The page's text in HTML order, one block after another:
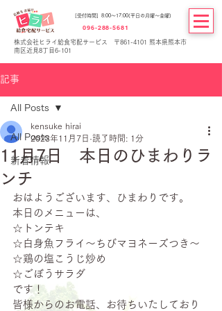
[受付時間] 8:00～17:00(平日の月曜～金曜)
096-288-5681
株式会社ヒライ給食宅配サービス 〒861-4101 熊本県熊本市
南区近見8丁目6-101
記事
All Posts
新着情報
All Posts
11月7日 本日のひまわりラ
ンチ
kensuke hirai
2023年11月7日 読了時間: 1分
おはようございます、ひまわりです。
本日のメニューは、
☆トンテキ
☆白身魚フライ～ちびマヨネーズつき～
☆鶏の塩こうじ炒め
☆ごぼうサラダ
です！
皆様からのお電話、お待ちいたしており